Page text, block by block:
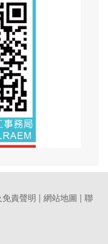
責聲明 | 網站地圖 | 聯